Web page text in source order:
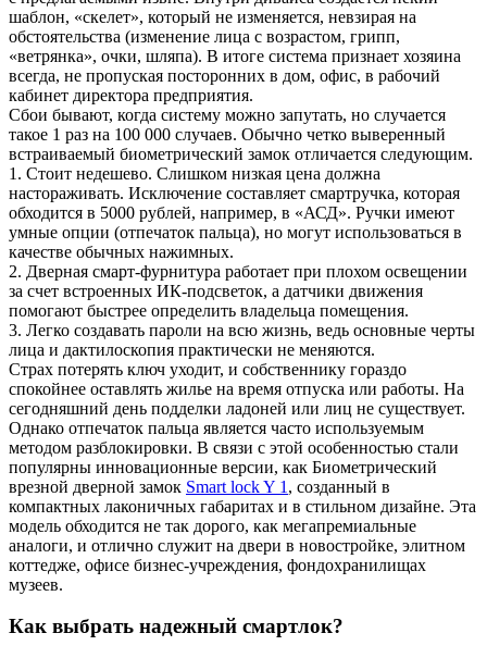
шаблон, «скелет», который не изменяется, невзирая на
обстоятельства (изменение лица с возрастом, грипп,
«ветрянка», очки, шляпа). В итоге система признает хозяина
всегда, не пропуская посторонних в дом, офис, в рабочий
кабинет директора предприятия.
Сбои бывают, когда систему можно запутать, но случается
такое 1 раз на 100 000 случаев. Обычно четко выверенный
встраиваемый биометрический замок отличается следующим.
1. Стоит недешево. Слишком низкая цена должна
настораживать. Исключение составляет смартручка, которая
обходится в 5000 рублей, например, в «АСД». Ручки имеют
умные опции (отпечаток пальца), но могут использоваться в
качестве обычных нажимных.
2. Дверная смарт-фурнитура работает при плохом освещении
за счет встроенных ИК-подсветок, а датчики движения
помогают быстрее определить владельца помещения.
3. Легко создавать пароли на всю жизнь, ведь основные черты
лица и дактилоскопия практически не меняются.
Страх потерять ключ уходит, и собственнику гораздо
спокойнее оставлять жилье на время отпуска или работы. На
сегодняшний день подделки ладоней или лиц не существует.
Однако отпечаток пальца является часто используемым
методом разблокировки. В связи с этой особенностью стали
популярны инновационные версии, как Биометрический
врезной дверной замок Smart lock Y 1 , созданный в
компактных лаконичных габаритах и в стильном дизайне. Эта
модель обходится не так дорого, как мегапремиальные
аналоги, и отлично служит на двери в новостройке, элитном
коттедже, офисе бизнес-учреждения, фондохранилищах
музеев.
Как выбрать надежный смартлок?